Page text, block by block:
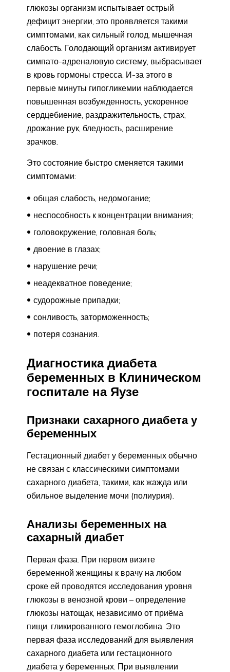
глюкозы организм испытывает острый
дефицит энергии, это проявляется такими
симптомами, как сильный голод, мышечная
слабость. Голодающий организм активирует
симпато-адреналовую систему, выбрасывает
в кровь гормоны стресса. И-за этого в
первые минуты гипогликемии наблюдается
повышенная возбужденность, ускоренное
сердцебиение, раздражительность, страх,
дрожание рук, бледность, расширение
зрачков.
Это состояние быстро сменяется такими
симптомами:
общая слабость, недомогание;
неспособность к концентрации внимания;
головокружение, головная боль;
двоение в глазах;
нарушение речи;
неадекватное поведение;
судорожные припадки;
сонливость, заторможенность;
потеря сознания.
Диагностика диабета
беременных в Клиническом
госпитале на Яузе
Признаки сахарного диабета у
беременных
Гестационный диабет у беременных обычно
не связан с классическими симптомами
сахарного диабета, такими, как жажда или
обильное выделение мочи (полиурия).
Анализы беременных на
сахарный диабет
Первая фаза. При первом визите
беременной женщины к врачу на любом
сроке ей проводятся исследования уровня
глюкозы в венозной крови – определение
глюкозы натощак, независимо от приёма
пищи, гликированного гемоглобина. Это
первая фаза исследований для выявления
сахарного диабета или гестационного
диабета у беременных. При выявлении